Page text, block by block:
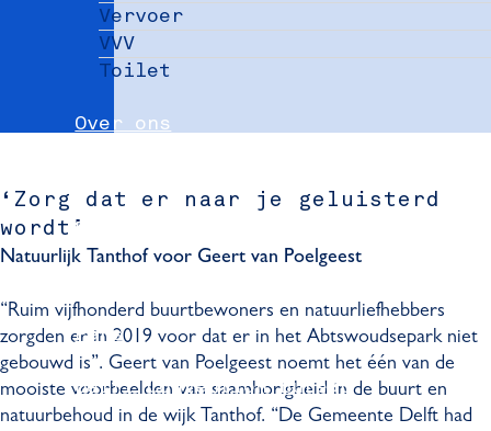
Vervoer
VVV
Toilet
Over ons
Partners
Pers
Delft Convention Bureau
‘Zorg dat er naar je geluisterd
wordt’
Natuurlijk Tanthof voor Geert van Poelgeest
“Ruim vijfhonderd buurtbewoners en natuurliefhebbers
zorgden er in 2019 voor dat er in het Abtswoudsepark niet
gebouwd is”. Geert van Poelgeest noemt het één van de
mooiste voorbeelden van saamhorigheid in de buurt en
natuurbehoud in de wijk Tanthof. “De Gemeente Delft had